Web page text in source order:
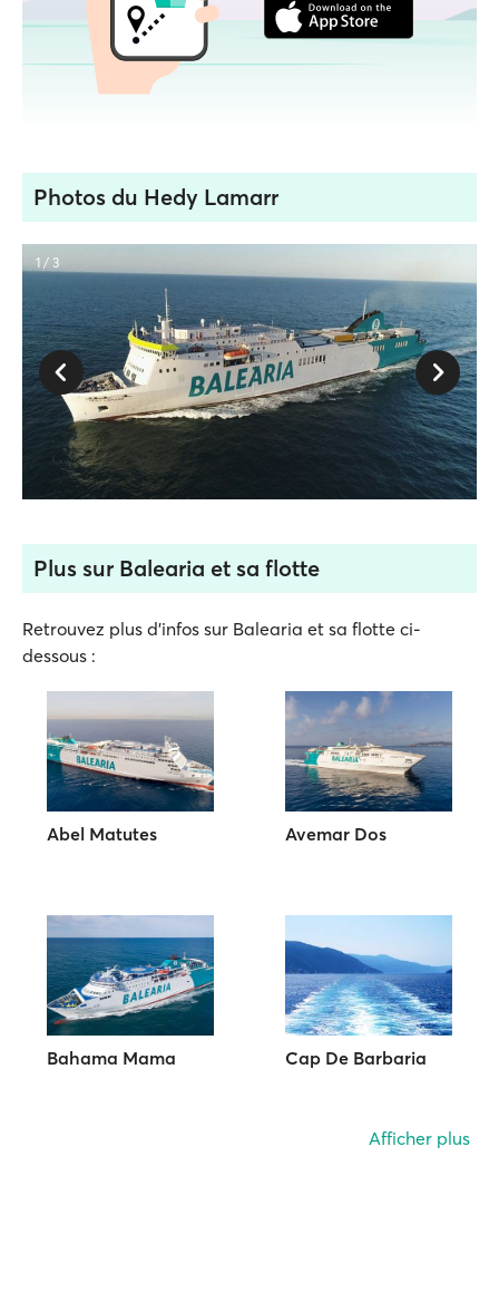
Photos du Hedy Lamarr
1 / 3
Plus sur Balearia et sa flotte
Retrouvez plus d'infos sur Balearia et sa flotte ci-
dessous :
Abel Matutes Avemar Dos
Bahama Mama Cap De Barbaria
Afficher plus